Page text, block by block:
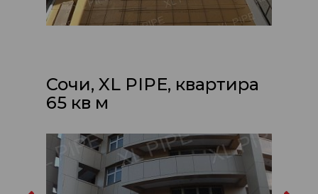
Сочи, XL PIPE, квартира
65 кв м